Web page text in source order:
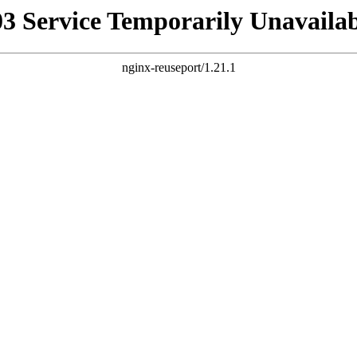
Service Temporarily
nginx-reuseport/1.21.1